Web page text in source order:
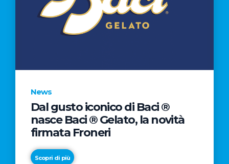
News
Dal gusto iconico di Baci ®
nasce Baci ® Gelato, la novità
firmata Froneri
Scopri di più